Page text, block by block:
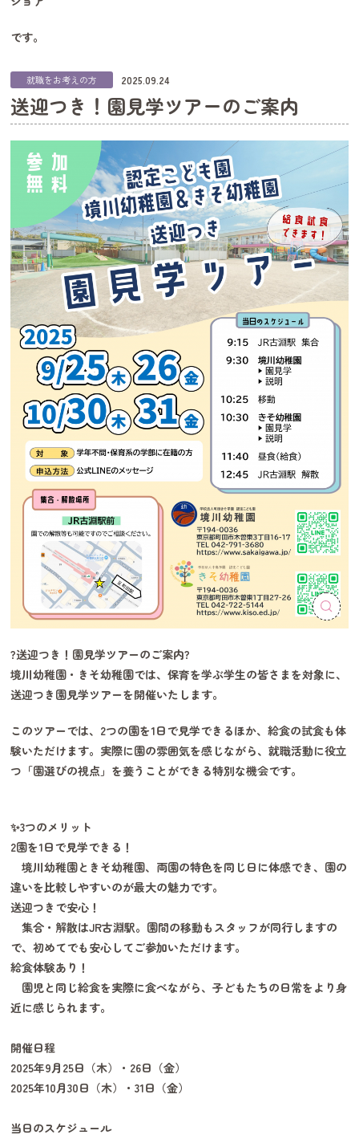
です。
就職をお考えの方 2025.09.24
送迎つき！園見学ツアーのご案内
?送迎つき！園見学ツアーのご案内?
境川幼稚園・きそ幼稚園では、保育を学ぶ学生の皆さまを対象に、
送迎つき園見学ツアーを開催いたします。
このツアーでは、2つの園を1日で見学できるほか、給食の試食も体
験いただけます。実際に園の雰囲気を感じながら、就職活動に役立
つ「園選びの視点」を養うことができる特別な機会です。
✨3つのメリット
2園を1日で見学できる！
境川幼稚園ときそ幼稚園、両園の特色を同じ日に体感でき、園の
違いを比較しやすいのが最大の魅力です。
送迎つきで安心！
集合・解散はJR古淵駅。園間の移動もスタッフが同行しますの
で、初めてでも安心してご参加いただけます。
給食体験あり！
園児と同じ給食を実際に食べながら、子どもたちの日常をより身
近に感じられます。
開催日程
2025年9月25日（木）・26日（金）
2025年10月30日（木）・31日（金）
当日のスケジュール